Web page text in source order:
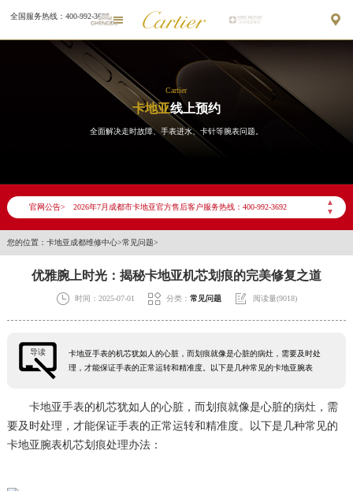
全国服务热线：400-992-3692 
Cartier
卡地亚线上预约
全面解决走时故障、手表进水、卡针等腕表问题。
官网公告>
▲
▼
2026年7月成都市卡地亚官方售后客户服务热线：400-992-3692
2026年7月卡地亚售后服务中心最新网点地址：
节假日正常营业！
您的位置： 卡地亚成都维修中心>常见问题>
优雅腕上时光：揭秘卡地亚机芯划痕的完美修复之道
 时间：2025-07-01  分类： 常见问题  阅读量(9018)
导读
卡地亚手表的机芯犹如人的心脏，而划痕就像是心脏的病灶，需要及时处
理，才能保证手表的正常运转和精准度。以下是几种常见的卡地亚腕表
卡地亚手表的机芯犹如人的心脏，而划痕就像是心脏的病灶，需
要及时处理，才能保证手表的正常运转和精准度。以下是几种常见的
卡地亚腕表机芯划痕处理办法：